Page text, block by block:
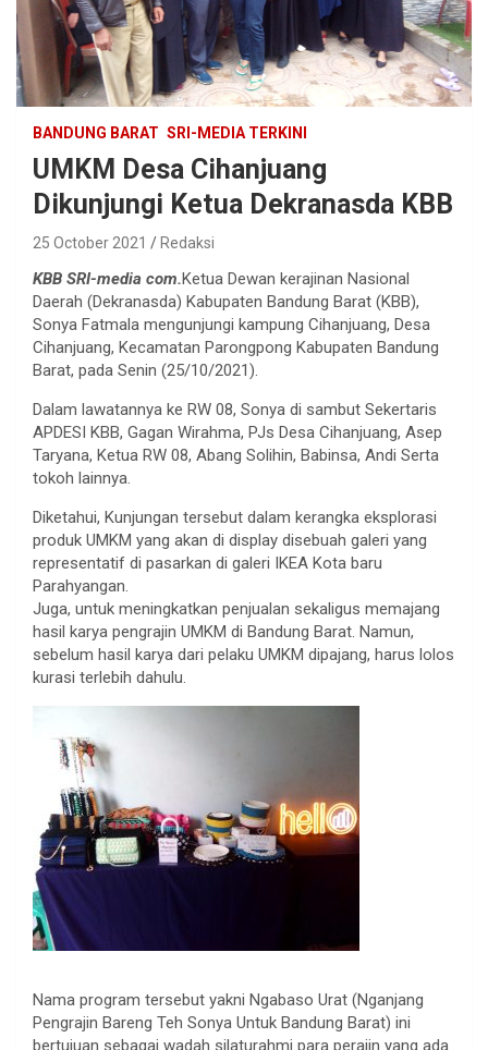
BANDUNG BARAT SRI-MEDIA TERKINI
UMKM Desa Cihanjuang
Dikunjungi Ketua Dekranasda KBB
25 October 2021 Redaksi
KBB SRI-media com.Ketua Dewan kerajinan Nasional
Daerah (Dekranasda) Kabupaten Bandung Barat (KBB),
Sonya Fatmala mengunjungi kampung Cihanjuang, Desa
Cihanjuang, Kecamatan Parongpong Kabupaten Bandung
Barat, pada Senin (25/10/2021).
Dalam lawatannya ke RW 08, Sonya di sambut Sekertaris
APDESI KBB, Gagan Wirahma, PJs Desa Cihanjuang, Asep
Taryana, Ketua RW 08, Abang Solihin, Babinsa, Andi Serta
tokoh lainnya.
Diketahui, Kunjungan tersebut dalam kerangka eksplorasi
produk UMKM yang akan di display disebuah galeri yang
representatif di pasarkan di galeri IKEA Kota baru
Parahyangan.
Juga, untuk meningkatkan penjualan sekaligus memajang
hasil karya pengrajin UMKM di Bandung Barat. Namun,
sebelum hasil karya dari pelaku UMKM dipajang, harus lolos
kurasi terlebih dahulu.
Nama program tersebut yakni Ngabaso Urat (Nganjang
Pengrajin Bareng Teh Sonya Untuk Bandung Barat) ini
bertujuan sebagai wadah silaturahmi para perajin yang ada